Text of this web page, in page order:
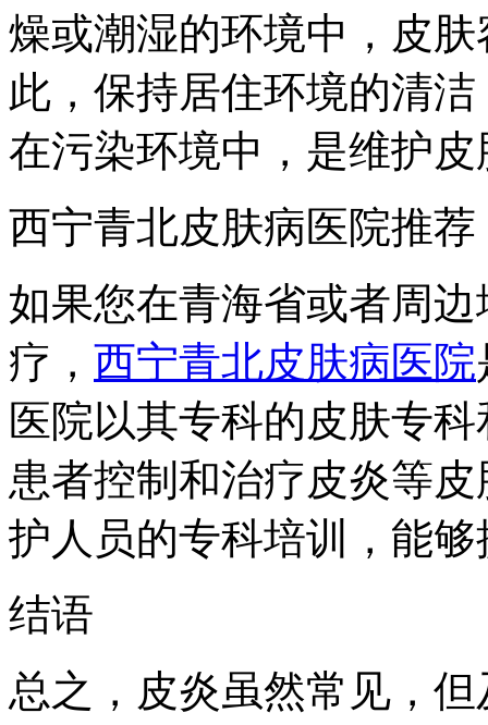
燥或潮湿的环境中，皮
此，保持居住环境的清
在污染环境中，是维护
西宁青北皮肤病医院推荐
如果您在青海省或者周
疗， 西宁青北皮肤病医院
医院以其专科的皮肤专
患者控制和治疗皮炎等
护人员的专科培训，能
结语
总之，皮炎虽然常见，